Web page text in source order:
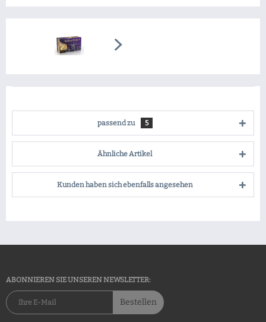
passend zu 5
Ähnliche Artikel
Kunden haben sich ebenfalls angesehen
ABONNIEREN SIE UNSEREN NEWSLETTER:
Bestellen